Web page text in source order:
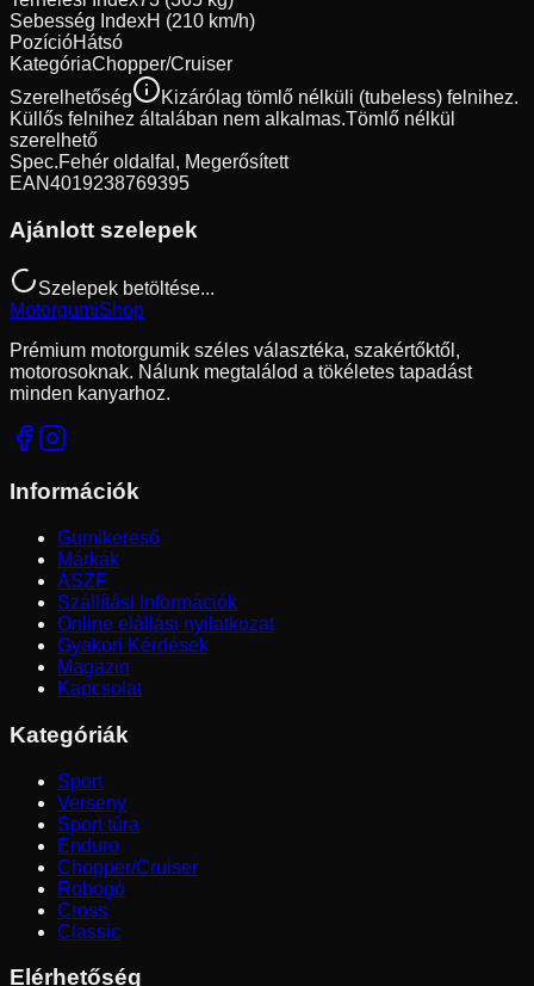
Sebesség IndexH (210 km/h)
PozícióHátsó
KategóriaChopper/Cruiser
Szerelhetőség
Kizárólag tömlő nélküli (tubeless) felnihez.
Küllős felnihez általában nem alkalmas.Tömlő nélkül
szerelhető
Spec.Fehér oldalfal, Megerősített
EAN4019238769395
Ajánlott szelepek
Szelepek betöltése...
MotorgumiShop
Prémium motorgumik széles választéka, szakértőktől,
motorosoknak. Nálunk megtalálod a tökéletes tapadást
minden kanyarhoz.
Információk
Gumikereső
Márkák
ÁSZF
Szállítási Információk
Online elállási nyilatkozat
Gyakori Kérdések
Magazin
Kapcsolat
Kategóriák
Sport
Verseny
Sport túra
Enduro
Chopper/Cruiser
Robogó
Cross
Classic
Elérhetőség